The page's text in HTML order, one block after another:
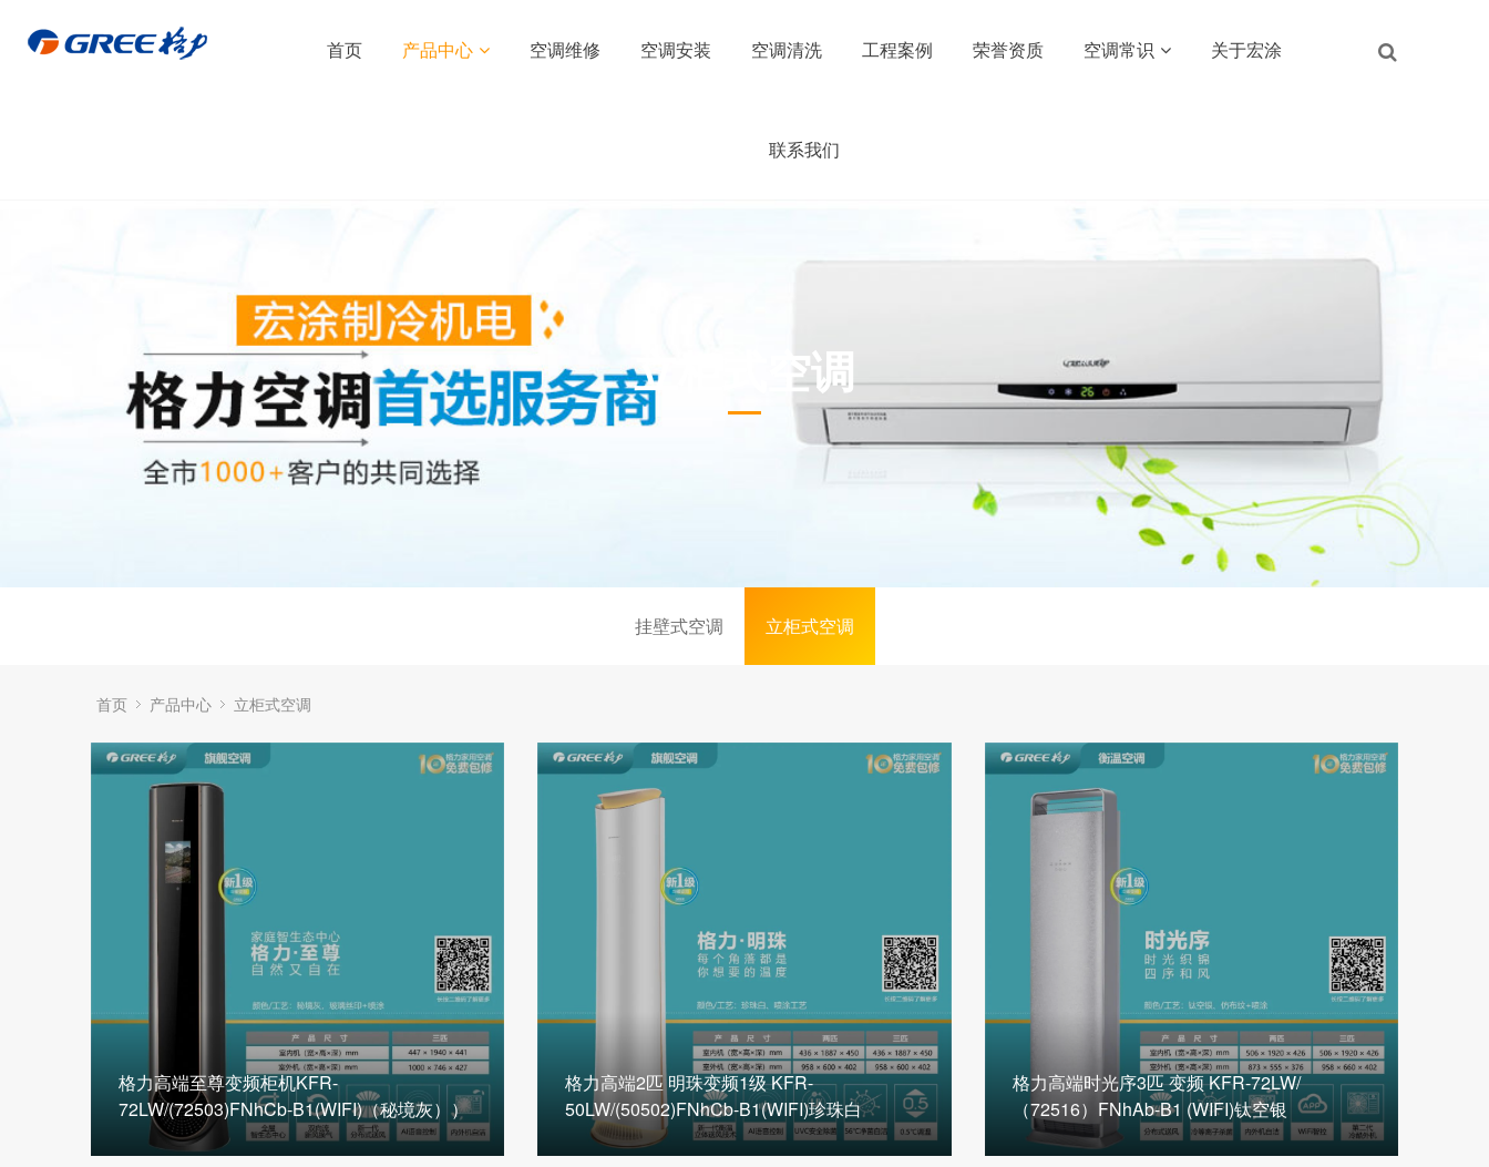
首页 产品中心 空调维修 空调安装 空调清洗 工程案例 荣誉资质 空调常识 关于宏涂
联系我们
立柜式空调
挂壁式空调 立柜式空调
首页 产品中心 立柜式空调
格力高端至尊变频柜机KFR-
72LW/(72503)FNhCb-B1(WIFI)（秘境灰））
格力高端2匹 明珠变频1级 KFR-
50LW/(50502)FNhCb-B1(WIFI)珍珠白
格力高端时光序3匹 变频 KFR-72LW/
（72516）FNhAb-B1 (WIFI)钛空银